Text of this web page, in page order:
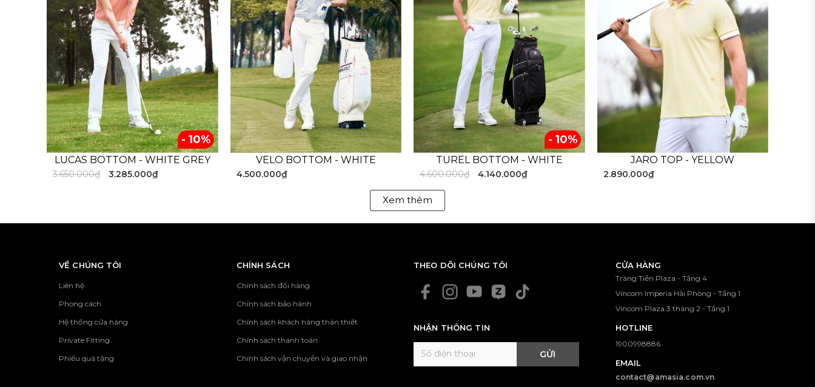
POLYESTER88% POLYURETHANE12%
Áo Golf nam thiết kế theo phom dáng áo polo khoẻ khoắn, chi tiết logo MIPA ở ngực áo cùng viền cổ áo lạ mắt làm điểm nhấn trang trí, đem đến cho
người mặc vẻ hiện đại.
Sản phẩm mang lại cảm thoải mái cho các golfer bằng cách sử dụng chất liệu Châu Âu thân thiện với môi trường siêu thấm mồ hôi, nhanh khô, chống
tia UV và đặc biệt co giãn 4 chiều đảm bảo giúp thực hiện các động tác Swing một cách thoải mái.
- 10%
LUCAS BOTTOM - WHITE GREY
3.650.000₫ 3.285.000₫
VELO BOTTOM - WHITE
4.500.000₫
- 10%
TUREL BOTTOM - WHITE
4.600.000₫ 4.140.000₫
JARO TOP - YELLOW
2.890.000₫
Xem thêm
VỀ CHÚNG TÔI
Liên hệ
Phong cách
Hệ thống cửa hàng
Private Fitting
Phiếu quà tặng
CHÍNH SÁCH
Chính sách đổi hàng
Chính sách bảo hành
Chính sách khách hàng thân thiết
Chính sách thanh toán
Chính sách vận chuyển và giao nhận
THEO DÕI CHÚNG TÔI
NHẬN THÔNG TIN
GỬI
CỬA HÀNG
Tràng Tiền Plaza - Tầng 4
Vincom Imperia Hải Phòng - Tầng 1
Vincom Plaza 3 tháng 2 - Tầng 1
HOTLINE
1900998886
EMAIL
contact@amasia.com.vn